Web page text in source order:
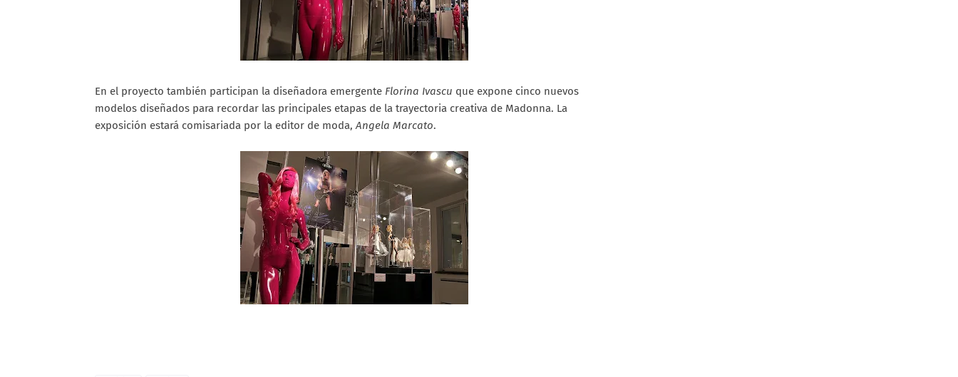
En el proyecto también participan la diseñadora emergente Florina Ivascu que expone cinco nuevos
modelos diseñados para recordar las principales etapas de la trayectoria creativa de Madonna. La
exposición estará comisariada por la editor de moda,Angela Marcato.